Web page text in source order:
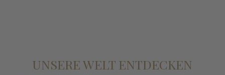
UNSERE WELT ENTDECKEN